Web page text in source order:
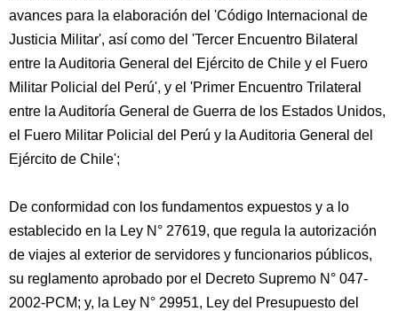
avances para la elaboración del 'Código Internacional de
Justicia Militar', así como del 'Tercer Encuentro Bilateral
entre la Auditoria General del Ejército de Chile y el Fuero
Militar Policial del Perú', y el 'Primer Encuentro Trilateral
entre la Auditoría General de Guerra de los Estados Unidos,
el Fuero Militar Policial del Perú y la Auditoria General del
Ejército de Chile';
De conformidad con los fundamentos expuestos y a lo
establecido en la Ley N° 27619, que regula la autorización
de viajes al exterior de servidores y funcionarios públicos,
su reglamento aprobado por el Decreto Supremo N° 047-
2002-PCM; y, la Ley N° 29951, Ley del Presupuesto del